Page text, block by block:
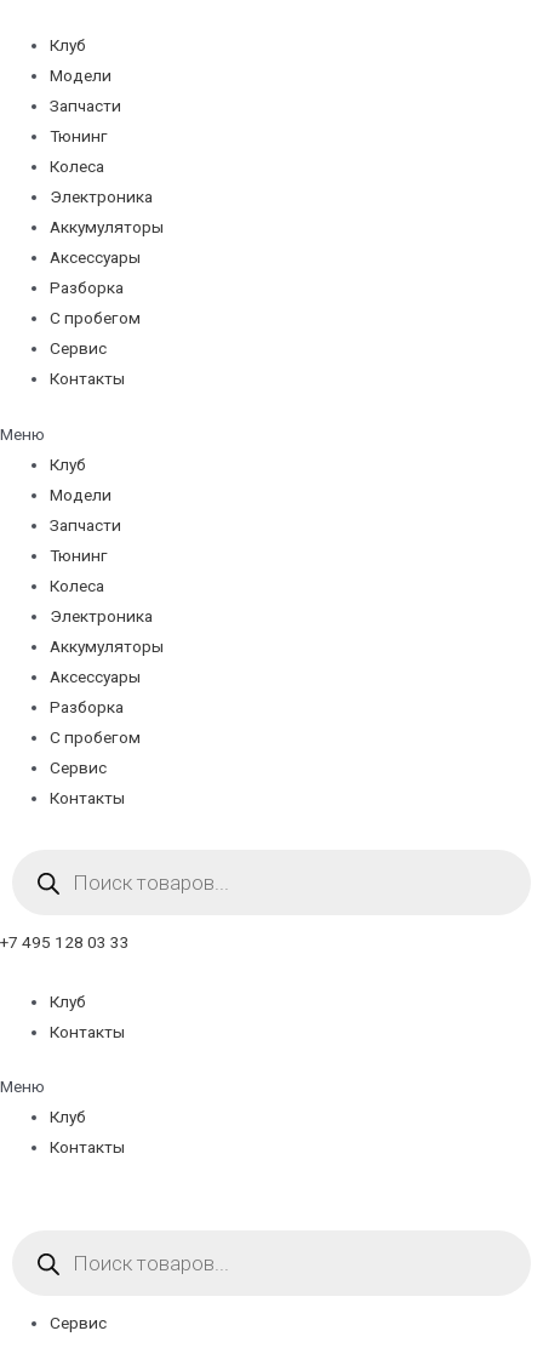
содержимому
Клуб
Модели
Запчасти
Тюнинг
Колеса
Электроника
Аккумуляторы
Аксессуары
Разборка
С пробегом
Сервис
Контакты
Меню
Клуб
Модели
Запчасти
Тюнинг
Колеса
Электроника
Аккумуляторы
Аксессуары
Разборка
С пробегом
Сервис
Контакты
товаров
+7 495 128 03 33
Клуб
Контакты
Меню
Клуб
Контакты
товаров
Сервис